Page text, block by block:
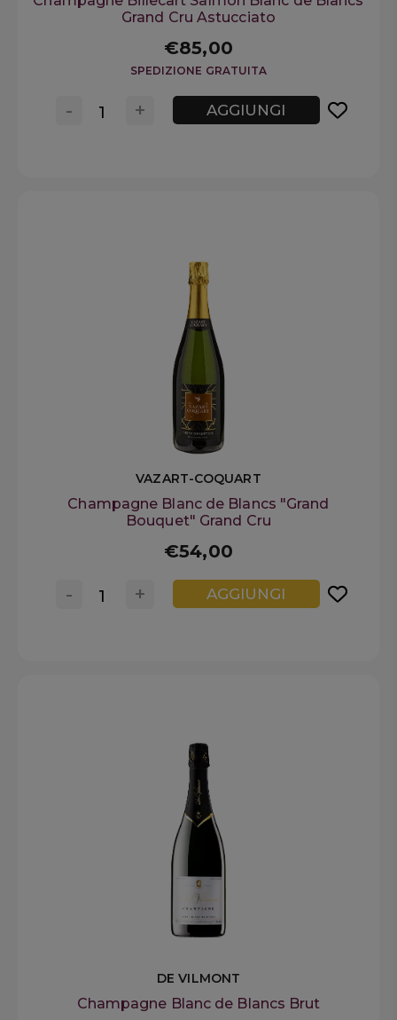
Grand Cru Astucciato
€85,00
SPEDIZIONE GRATUITA
+
- AGGIUNGI
VAZART-COQUART
Champagne Blanc de Blancs "Grand
Bouquet" Grand Cru
€54,00
+
- AGGIUNGI
DE VILMONT
Champagne Blanc de Blancs Brut